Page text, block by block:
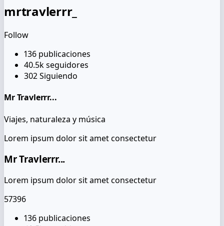
mrtravlerrr_
Follow
136 publicaciones
40.5kseguidores
302Siguiendo
Mr Travlerrr...
Viajes, naturaleza y música
Lorem ipsum dolor sit amet consectetur
Mr Travlerrr...
Lorem ipsum dolor sit amet consectetur
57396
136 publicaciones